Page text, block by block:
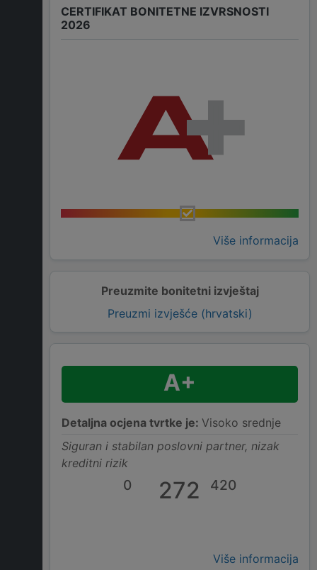
CERTIFIKAT BONITETNE IZVRSNOSTI
2026
Više informacija
Preuzmite bonitetni izvještaj
Preuzmi izvješće (hrvatski)
A+
Detaljna ocjena tvrtke je: Visoko srednje
Siguran i stabilan poslovni partner, nizak
kreditni rizik
0 272 420
Više informacija